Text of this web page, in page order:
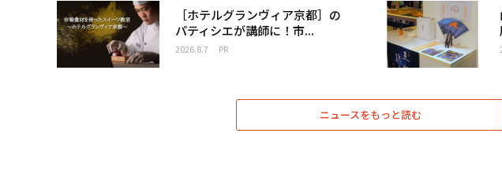
［ホテルグランヴィア京都］の
パティシエが講師に！市...
2026.8.7 PR
ニュースをもっと読む